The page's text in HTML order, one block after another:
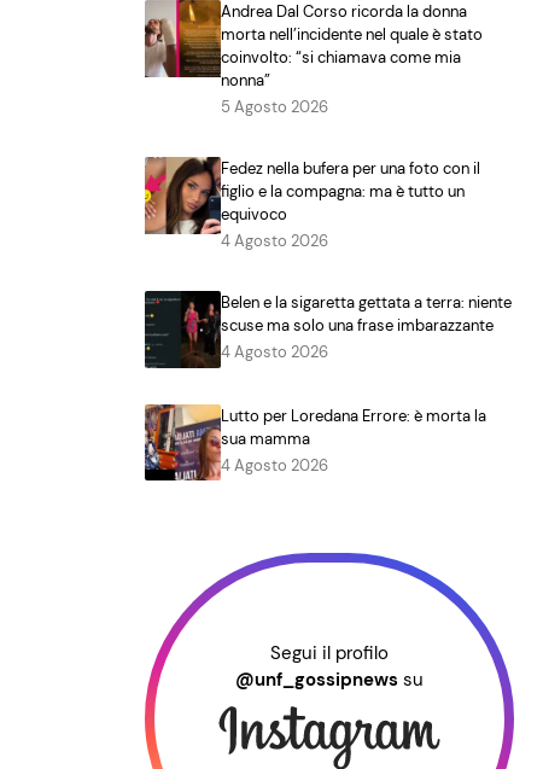
Andrea Dal Corso ricorda la donna
morta nell’incidente nel quale è stato
coinvolto: “si chiamava come mia
nonna”
5 Agosto 2026
Fedez nella bufera per una foto con il
figlio e la compagna: ma è tutto un
equivoco
4 Agosto 2026
Belen e la sigaretta gettata a terra: niente
scuse ma solo una frase imbarazzante
4 Agosto 2026
Lutto per Loredana Errore: è morta la
sua mamma
4 Agosto 2026
Segui il profilo
@unf_gossipnews su